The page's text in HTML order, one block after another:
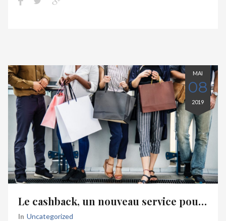
MAI
08
2019
Le cashback, un nouveau service pour les commerçants
In Uncategorized